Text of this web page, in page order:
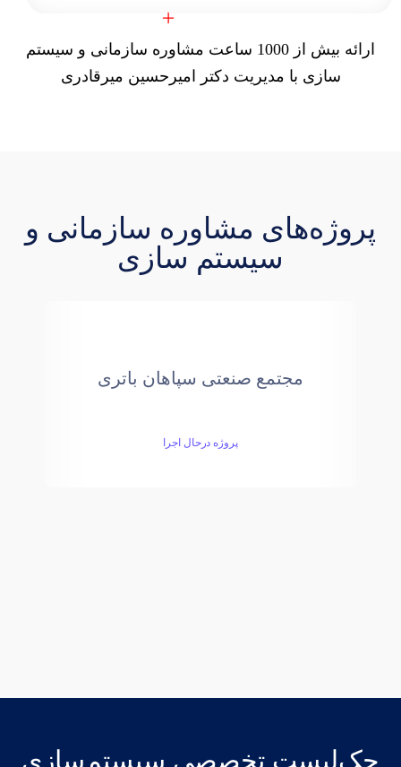
ارائه بیش از 1000 ساعت مشاوره سازمانی و سیستم
سازی با مدیریت دکتر امیرحسین میرقادری
پروژه‌های مشاوره سازمانی و
سیستم سازی
مجتمع صنعتی سپاهان باتری
پروژه درحال اجرا
چک‌لیست تخصصی سیستم‌سازی